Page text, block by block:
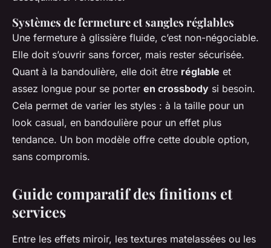
Systèmes de fermeture et sangles réglables
Une fermeture à glissière fluide, c’est non-négociable.
Elle doit s’ouvrir sans forcer, mais rester sécurisée.
Quant à la bandoulière, elle doit être réglable et
assez longue pour se porter en crossbody si besoin.
Cela permet de varier les styles : à la taille pour un
look casual, en bandoulière pour un effet plus
tendance. Un bon modèle offre cette double option,
sans compromis.
Guide comparatif des finitions et
services
Entre les effets miroir, les textures matelassées ou les